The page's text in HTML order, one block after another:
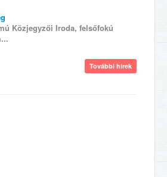
Közjegyzői Iroda, felsőfokú
További hírek